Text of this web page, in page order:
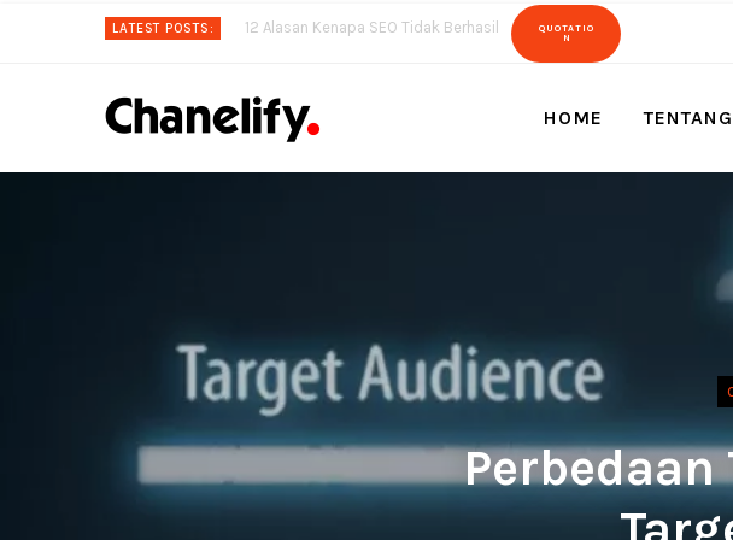
LATEST POSTS: 12 Alasan Kenapa SEO Tidak Berhasil
QUOTATIO
N
HOME
Perbedaan